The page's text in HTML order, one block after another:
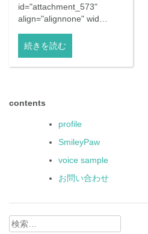
id="attachment_573"
align="alignnone" wid…
続きを読む
contents
profile
SmileyPaw
voice sample
お問い合わせ
検